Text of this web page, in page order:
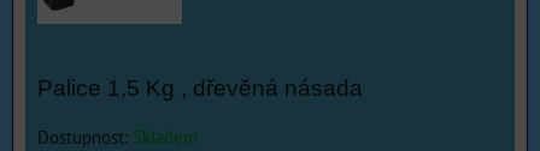
Palice 1,5 Kg , dřevěná násada
Dostupnost: Skladem